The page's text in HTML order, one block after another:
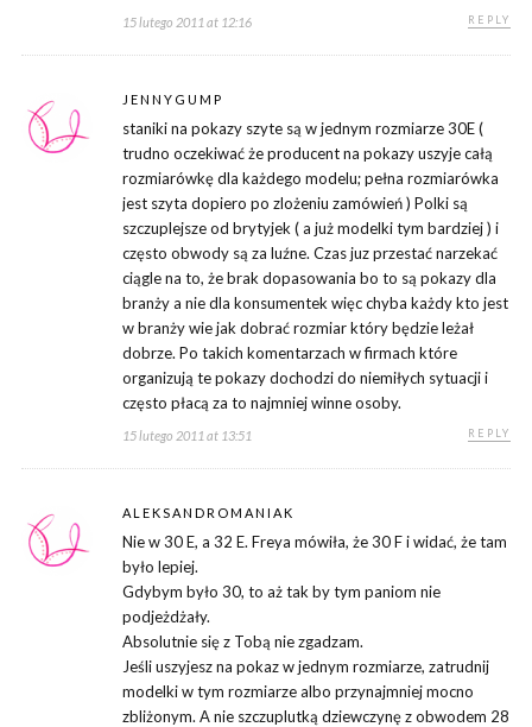
15 lutego 2011 at 12:16 REPLY
JENNYGUMP
staniki na pokazy szyte są w jednym rozmiarze 30E (
trudno oczekiwać że producent na pokazy uszyje całą
rozmiarówkę dla każdego modelu; pełna rozmiarówka
jest szyta dopiero po zlożeniu zamówień ) Polki są
szczuplejsze od brytyjek ( a już modelki tym bardziej ) i
często obwody są za luźne. Czas juz przestać narzekać
ciągle na to, że brak dopasowania bo to są pokazy dla
branży a nie dla konsumentek więc chyba każdy kto jest
w branży wie jak dobrać rozmiar który będzie leżał
dobrze. Po takich komentarzach w firmach które
organizują te pokazy dochodzi do niemiłych sytuacji i
często płacą za to najmniej winne osoby.
15 lutego 2011 at 13:51 REPLY
ALEKSANDROMANIAK
Nie w 30 E, a 32 E. Freya mówiła, że 30 F i widać, że tam
było lepiej.
Gdybym było 30, to aż tak by tym paniom nie
podjeżdżały.
Absolutnie się z Tobą nie zgadzam.
Jeśli uszyjesz na pokaz w jednym rozmiarze, zatrudnij
modelki w tym rozmiarze albo przynajmniej mocno
zbliżonym. A nie szczuplutką dziewczynę z obwodem 28